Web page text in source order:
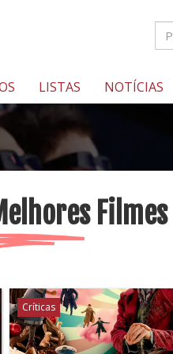
LISTAS NOTÍCIAS
Filmes
Críticas